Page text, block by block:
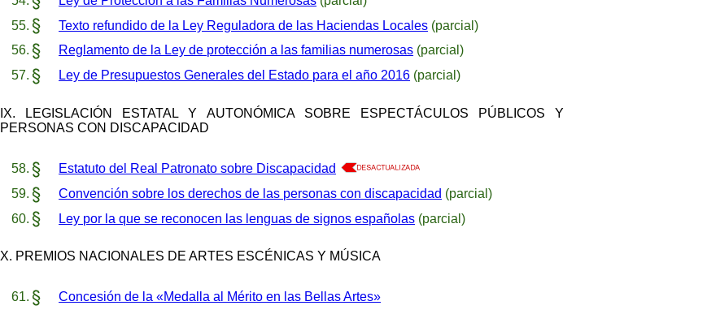
Texto refundido de la Ley Reguladora de las Haciendas Locales (parcial)
Reglamento de la Ley de protección a las familias numerosas (parcial)
Ley de Presupuestos Generales del Estado para el año 2016 (parcial)
IX. LEGISLACIÓN ESTATAL Y AUTONÓMICA SOBRE ESPECTÁCULOS PÚBLICOS Y
PERSONAS CON DISCAPACIDAD
Estatuto del Real Patronato sobre Discapacidad
Convención sobre los derechos de las personas con discapacidad (parcial)
Ley por la que se reconocen las lenguas de signos españolas (parcial)
X. PREMIOS NACIONALES DE ARTES ESCÉNICAS Y MÚSICA
Concesión de la «Medalla al Mérito en las Bellas Artes»